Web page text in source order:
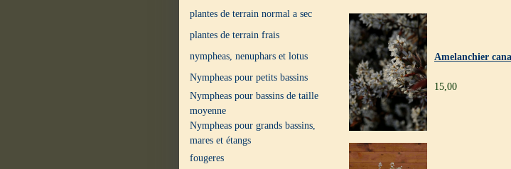
plantes de terrain normal a sec
plantes de terrain frais
nympheas, nenuphars et lotus
Nympheas pour petits bassins
Nympheas pour bassins de taille
moyenne
Nympheas pour grands bassins,
mares et étangs
fougeres
Amelanchier
15,00